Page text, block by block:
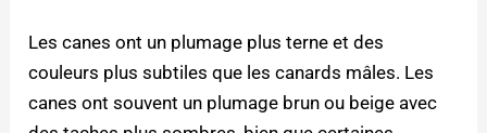
Les canes ont un plumage plus terne et des
couleurs plus subtiles que les canards mâles. Les
canes ont souvent un plumage brun ou beige avec